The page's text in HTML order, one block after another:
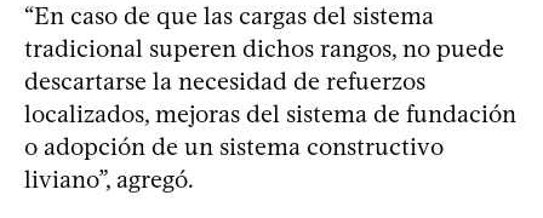
“En caso de que las cargas del sistema
tradicional superen dichos rangos, no puede
descartarse la necesidad de refuerzos
localizados, mejoras del sistema de fundación
o adopción de un sistema constructivo
liviano”, agregó.